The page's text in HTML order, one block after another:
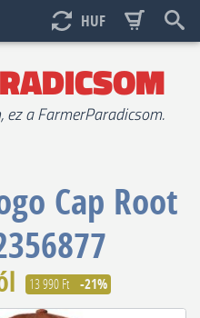
HUF
ez a FarmerParadicsom.
Cap Root
13 990 Ft -21%